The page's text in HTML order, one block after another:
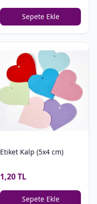
Sepete Ekle
Etiket Kalp (5x4 cm)
1,20 TL
Sepete Ekle